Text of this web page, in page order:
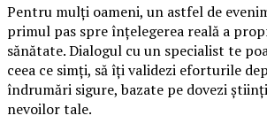
Pentru mulți oameni, un astfel de
primul pas spre înțelegerea reală a
sănătate. Dialogul cu un specialist te
ceea ce simți, să îți validezi eforturile
îndrumări sigure, bazate pe dovezi
nevoilor tale.